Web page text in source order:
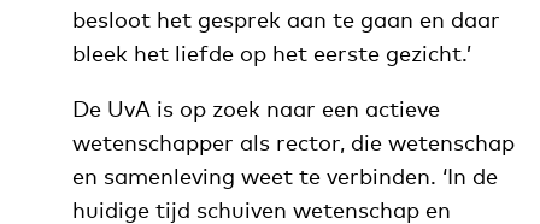
besloot het gesprek aan te gaan en daar
bleek het liefde op het eerste gezicht.’
De UvA is op zoek naar een actieve
wetenschapper als rector, die wetenschap
en samenleving weet te verbinden. ‘In de
huidige tijd schuiven wetenschap en